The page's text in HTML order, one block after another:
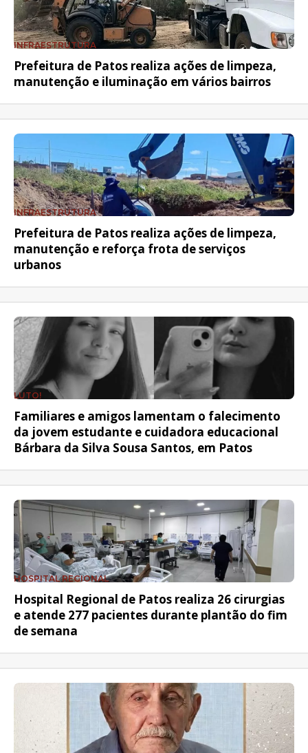
INFRAESTRUTURA
Prefeitura de Patos realiza ações de limpeza,
manutenção e iluminação em vários bairros
INFRAESTRUTURA
Prefeitura de Patos realiza ações de limpeza,
manutenção e reforça frota de serviços
urbanos
LUTO!
Familiares e amigos lamentam o falecimento
da jovem estudante e cuidadora educacional
Bárbara da Silva Sousa Santos, em Patos
HOSPITAL REGIONAL
Hospital Regional de Patos realiza 26 cirurgias
e atende 277 pacientes durante plantão do fim
de semana